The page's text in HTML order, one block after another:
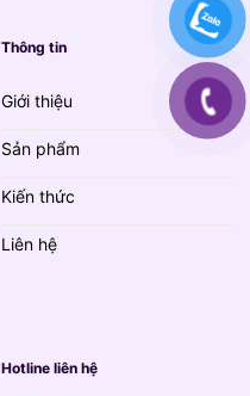
Thông tin
Giới thiệu
Sản phẩm
Kiến thức
Liên hệ
Hotline liên hệ